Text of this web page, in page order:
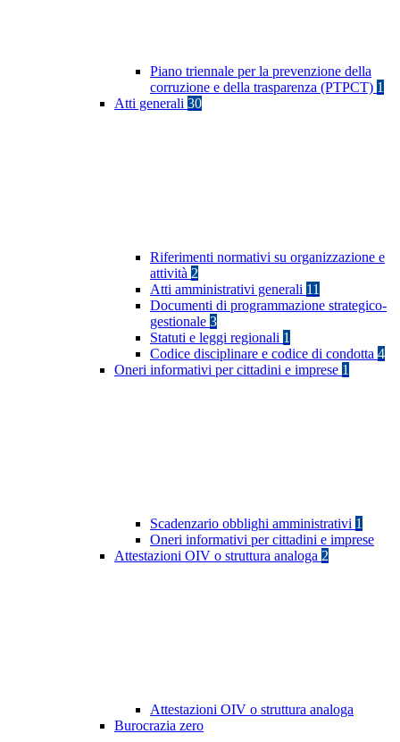
Piano triennale per la prevenzione della
corruzione e della trasparenza (PTPCT) 1
Atti generali 30
Riferimenti normativi su organizzazione e
attività 2
Atti amministrativi generali 11
Documenti di programmazione strategico-
gestionale 3
Statuti e leggi regionali 1
Codice disciplinare e codice di condotta 4
Oneri informativi per cittadini e imprese 1
Scadenzario obblighi amministrativi 1
Oneri informativi per cittadini e imprese
Attestazioni OIV o struttura analoga 2
Attestazioni OIV o struttura analoga
Burocrazia zero